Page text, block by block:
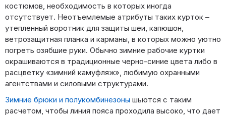
костюмов, необходимость в которых иногда
отсутствует. Неотъемлемые атрибуты таких курток –
утепленный воротник для защиты шеи, капюшон,
ветрозащитная планка и карманы, в которых можно уютно
погреть озябшие руки. Обычно зимние рабочие куртки
окрашиваются в традиционные черно-синие цвета либо в
расцветку «зимний камуфляж», любимую охранными
агентствами и силовыми структурами.
Зимние брюки и полукомбинезоны шьются с таким
расчетом, чтобы линия пояса проходила высоко, что дает